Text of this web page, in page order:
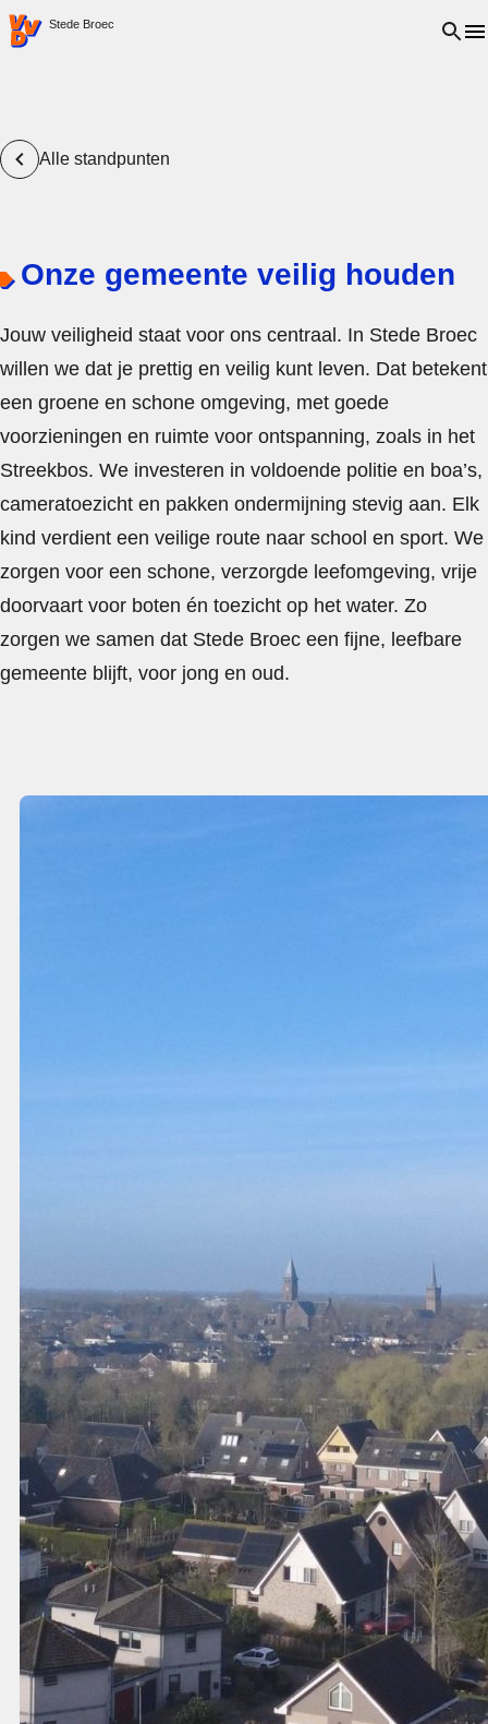
VVD.nl - Ga naar de homepage
Stede Broec Open
Alle standpunten
Onze gemeente veilig houden
Jouw veiligheid staat voor ons centraal. In Stede Broec
willen we dat je prettig en veilig kunt leven. Dat betekent
een groene en schone omgeving, met goede
voorzieningen en ruimte voor ontspanning, zoals in het
Streekbos. We investeren in voldoende politie en boa’s,
cameratoezicht en pakken ondermijning stevig aan. Elk
kind verdient een veilige route naar school en sport. We
zorgen voor een schone, verzorgde leefomgeving, vrije
doorvaart voor boten én toezicht op het water. Zo
zorgen we samen dat Stede Broec een fijne, leefbare
gemeente blijft, voor jong en oud.